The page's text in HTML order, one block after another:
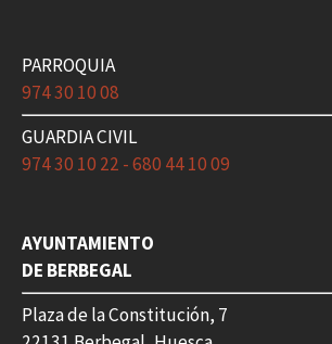
PARROQUIA
974 30 10 08
GUARDIA CIVIL
974 30 10 22 - 680 44 10 09
AYUNTAMIENTO
DE BERBEGAL
Plaza de la Constitución, 7